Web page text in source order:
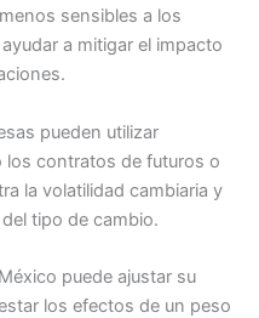
sensibles a los
a mitigar el impacto
pueden utilizar
contratos de futuros o
la volatilidad cambiaria y
tipo de cambio.
puede ajustar su
los efectos de un peso